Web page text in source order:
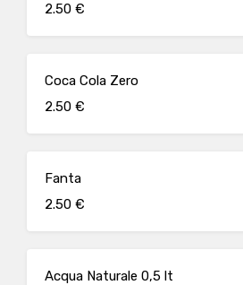
2.50 €
Coca Cola Zero
2.50 €
Fanta
2.50 €
Acqua Naturale 0,5 lt